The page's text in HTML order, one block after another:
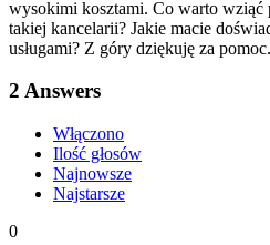
wysokimi kosztami. Co warto wziąć
takiej kancelarii? Jakie macie
usługami? Z góry dziękuję za pomoc.
2 Answers
Włączono
Ilość głosów
Najnowsze
Najstarsze
0